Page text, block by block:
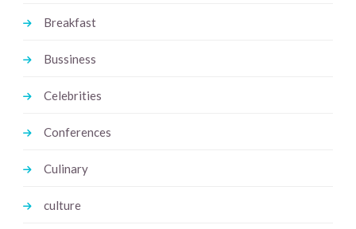
Breakfast
Bussiness
Celebrities
Conferences
Culinary
culture